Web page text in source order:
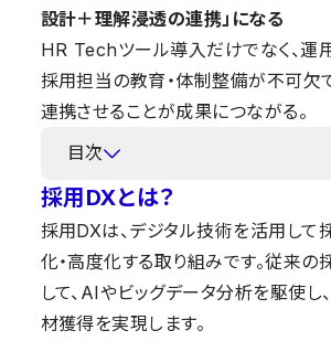
設計＋理解浸透の連携」になる
HR Techツール導入だけでなく、運
採用担当の教育・体制整備が不可欠
連携させることが成果につながる。
目次
採用DXとは？
採用DXは、デジタル技術を活用して
化・高度化する取り組みです。従来
して、AIやビッグデータ分析を駆使し
材獲得を実現します。